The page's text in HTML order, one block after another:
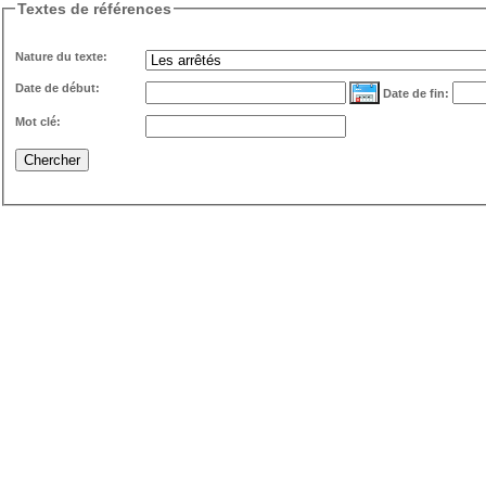
Textes de références
Nature du texte:
Date de début: ... Date de fin:
Mot clé: